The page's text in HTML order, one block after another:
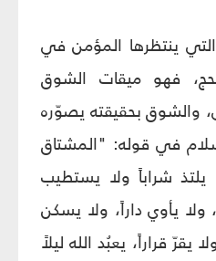
ينتظرها المؤمن في
فهو ميقات الشوق
والشوق بحقيقته يصوّره
في قوله: "المشتاق
شراباً ولا يستطيب
ولا يأوي داراً، ولا يسكن
يقرّ قراراً، يعبُد الله ليلاً